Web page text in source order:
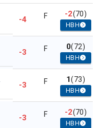
-4 F -2(70)
HBH
-3 F 0(72)
HBH
-3 F 1(73)
HBH
-3 F -2(70)
HBH